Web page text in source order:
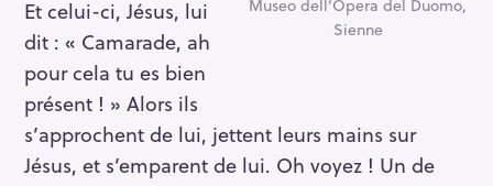
Museo dell’Opera del Duomo,
Sienne
Et celui-ci, Jésus, lui
dit : « Camarade, ah
pour cela tu es bien
présent ! » Alors ils
s’approchent de lui, jettent leurs mains sur
Jésus, et s’emparent de lui. Oh voyez ! Un de